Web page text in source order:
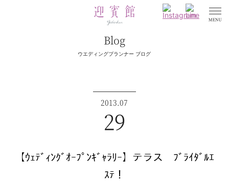
Blog
ウエディングプランナー ブログ
2013.07
29
【ｳｪﾃﾞｨﾝｸﾞｵｰﾌﾟﾝｷﾞｬﾗﾘｰ】テラス ﾌﾞﾗｲﾀﾞﾙｴ
ｽﾃ！